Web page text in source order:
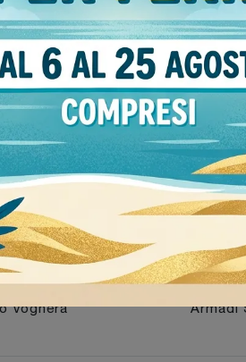
Stile
moderni195
Voghera Armadi